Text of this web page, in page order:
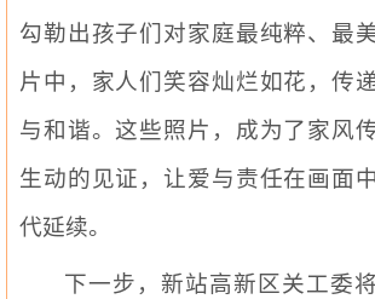
勾勒出孩子们对家庭最纯粹、最
片中，家人们笑容灿烂如花，传
与和谐。这些照片，成为了家风
生动的见证，让爱与责任在画面
代延续。
下一步，新站高新区关工委